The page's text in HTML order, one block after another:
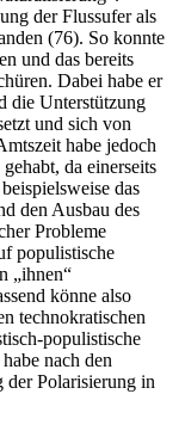
der Flussufer als
(76). So konnte
und das bereits
Dabei habe er
die Unterstützung
und sich von
habe jedoch
da einerseits
das
den Ausbau des
Probleme
populistische
„ihnen“
könne also
technokratischen
populistische
nach den
der Polarisierung in